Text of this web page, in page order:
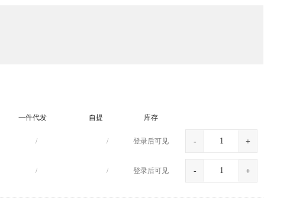
一件代发 自提 库存
/ / 登录后可见 - +
/ / 登录后可见 - +